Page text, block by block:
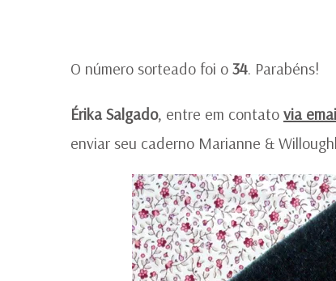
O número sorteado foi o 34. Parabéns!
Érika Salgado, entre em contato via
enviar seu caderno Marianne &